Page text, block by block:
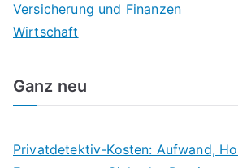
Versicherung und Finanzen
Wirtschaft
Ganz neu
Privatdetektiv-Kosten: Aufwand,